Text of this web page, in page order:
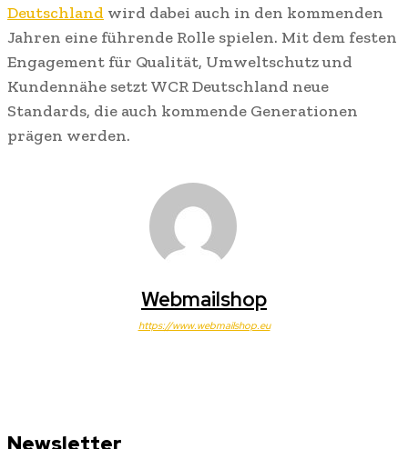
Deutschland wird dabei auch in den kommenden
Jahren eine führende Rolle spielen. Mit dem festen
Engagement für Qualität, Umweltschutz und
Kundennähe setzt WCR Deutschland neue
Standards, die auch kommende Generationen
prägen werden.
Webmailshop
https://www.webmailshop.eu